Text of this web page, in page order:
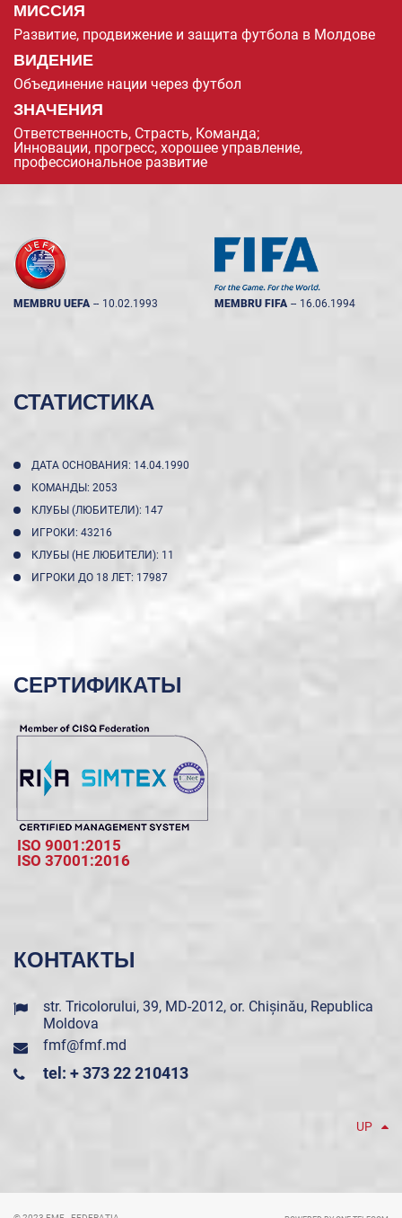
МИССИЯ
Развитие, продвижение и защита футбола в Молдове
ВИДЕНИЕ
Объединение нации через футбол
ЗНАЧЕНИЯ
Ответственность, Страсть, Команда;
Инновации, прогресс, хорошее управление,
профессиональное развитие
MEMBRU UEFA -- 10.02.1993 MEMBRU FIFA -- 16.06.1994
СТАТИСТИКА
ДАТА ОСНОВАНИЯ: 14.04.1990
КОМАНДЫ: 2053
КЛУБЫ (ЛЮБИТЕЛИ): 147
ИГРОКИ: 43216
КЛУБЫ (НЕ ЛЮБИТЕЛИ): 11
ИГРОКИ ДО 18 ЛЕТ: 17987
СЕРТИФИКАТЫ
ISO 9001:2015
ISO 37001:2016
КОНТАКТЫ
str. Tricolorului, 39, MD-2012, or. Chișinău, Republica
Moldova
fmf@fmf.md
tel: + 373 22 210413
UP